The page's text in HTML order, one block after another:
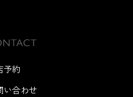
予約
い合わせ